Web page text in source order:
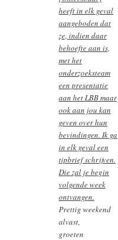
heeft in elk geval
aangeboden dat
ze, indien daar
behoefte aan is,
met het
onderzoeksteam
een presentatie
aan het LBB maar
ook aan jou kan
geven over hun
bevindingen. Ik ga
in elk geval een
tipbrief schrijven.
Die zal je begin
volgende week
ontvangen.
Prettig weekend
alvast,
groeten